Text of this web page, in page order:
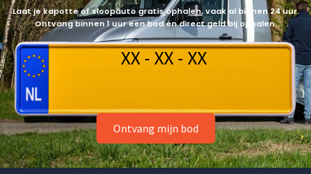
Laat je kapotte of sloopauto gratis ophalen, vaak al binnen 24 uur.
Ontvang binnen 1 uur een bod én direct geld bij ophalen.
Ontvang mijn bod